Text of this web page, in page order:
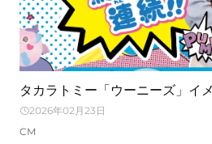
タカラトミー「ウーニーズ」イ
2026年02月23日
CM